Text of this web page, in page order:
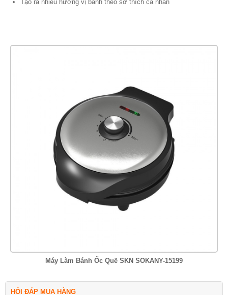
Tạo ra nhiều hương vị bánh theo sở thích cá nhân
Máy Làm Bánh Ốc Quế SKN SOKANY-15199
HỎI ĐÁP MUA HÀNG